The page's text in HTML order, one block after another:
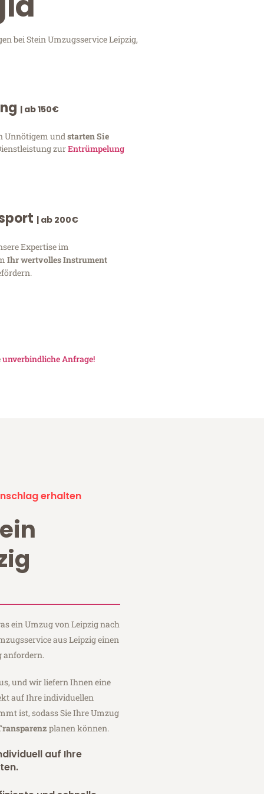
bei Stein Umzugsservice Leipzig,
| ab 150€
Unnötigem und starten Sie
zurEntrümpelung
| ab 200€
Expertise im
Ihr wertvolles Instrument
unverbindliche Anfrage!
erhalten
ein Umzug von Leipzig nach
aus Leipzig einen
anfordern.
und wir liefern Ihnen eine
auf Ihre individuellen
ist, sodass Sie Ihre Umzug
planen können.
auf Ihre